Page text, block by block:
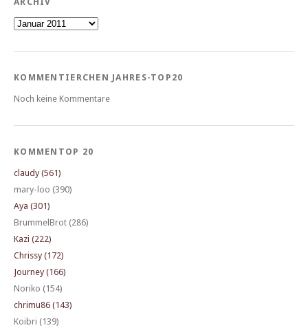
Archiv
KOMMENTIERCHEN JAHRES-TOP20
Noch keine Kommentare
KOMMENTOP 20
claudy (561)
mary-loo (390)
Aya (301)
BrummelBrot (286)
Kazi (222)
Chrissy (172)
Journey (166)
Noriko (154)
chrimu86 (143)
Koibri (139)